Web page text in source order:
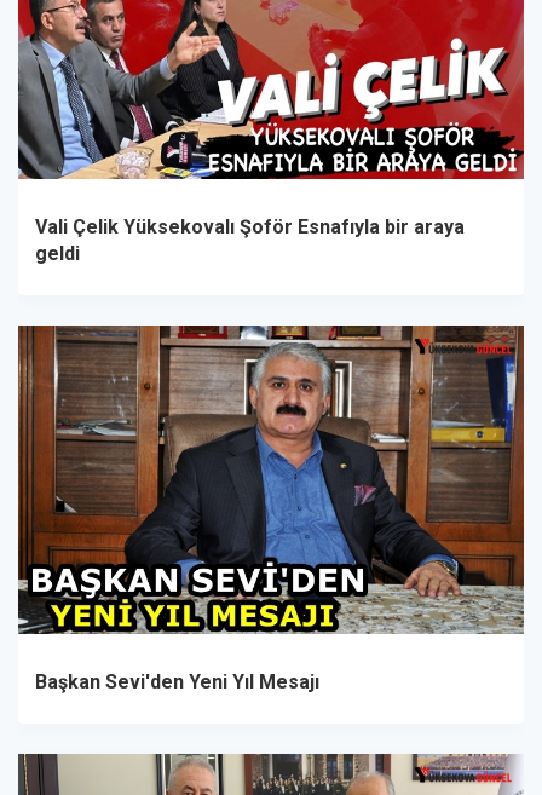
Vali Çelik Yüksekovalı Şoför Esnafıyla bir araya
geldi
Başkan Sevi'den Yeni Yıl Mesajı